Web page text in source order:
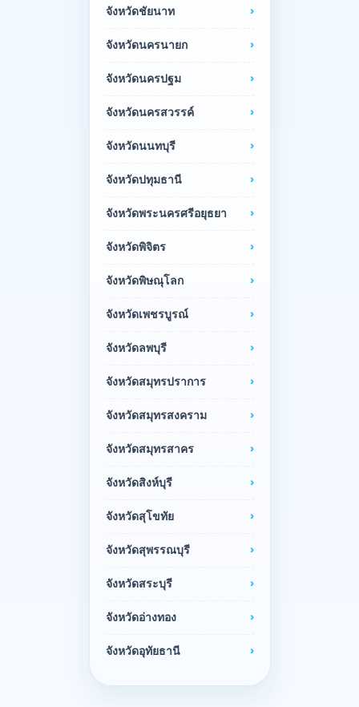
จังหวัดชัยนาท
จังหวัดนครนายก
จังหวัดนครปฐม
จังหวัดนครสวรรค์
จังหวัดนนทบุรี
จังหวัดปทุมธานี
จังหวัดพระนครศรีอยุธยา
จังหวัดพิจิตร
จังหวัดพิษณุโลก
จังหวัดเพชรบูรณ์
จังหวัดลพบุรี
จังหวัดสมุทรปราการ
จังหวัดสมุทรสงคราม
จังหวัดสมุทรสาคร
จังหวัดสิงห์บุรี
จังหวัดสุโขทัย
จังหวัดสุพรรณบุรี
จังหวัดสระบุรี
จังหวัดอ่างทอง
จังหวัดอุทัยธานี